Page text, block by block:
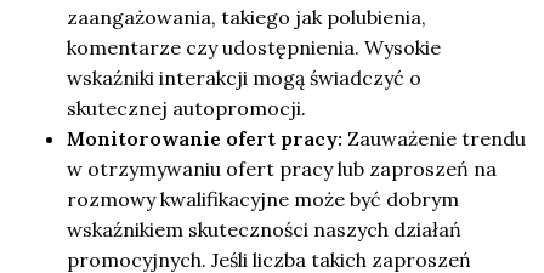
zaangażowania, takiego jak polubienia,
komentarze czy udostępnienia. Wysokie
wskaźniki interakcji mogą świadczyć o
skutecznej autopromocji.
Monitorowanie ofert pracy: Zauważenie trendu
w otrzymywaniu ofert pracy lub zaproszeń na
rozmowy kwalifikacyjne może być dobrym
wskaźnikiem skuteczności naszych działań
promocyjnych. Jeśli liczba takich zaproszeń